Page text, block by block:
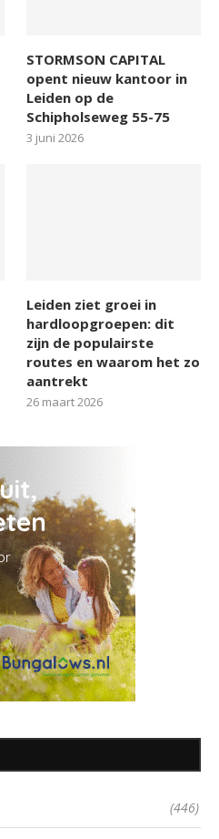
STORMSON CAPITAL
opent nieuw kantoor in
Leiden op de
Schipholseweg 55-75
3 juni 2026
Leiden ziet groei in
hardloopgroepen: dit
zijn de populairste
routes en waarom het zo
aantrekt
26 maart 2026
(446)